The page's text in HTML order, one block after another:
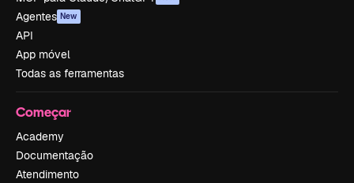
Agentes New
API
App móvel
Todas as ferramentas
Começar
Academy
Documentação
Atendimento